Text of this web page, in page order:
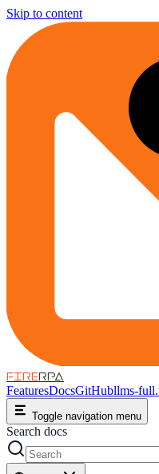
Skip to content
FIRERPA
FeaturesDocsGitHubllms-
Toggle navigation menu
Search docs